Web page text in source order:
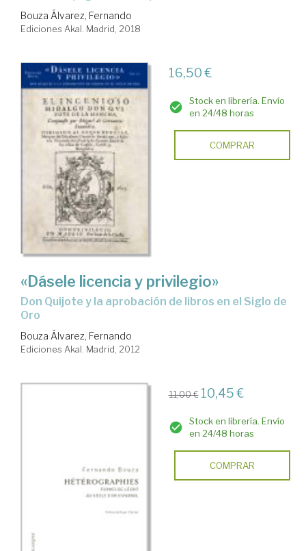
Bouza Álvarez, Fernando
Ediciones Akal. Madrid, 2018
16,50 €
Stock en librería. Envío
en 24/48 horas
COMPRAR
«Dásele licencia y privilegio»
Don Quijote y la aprobación de libros en el Siglo de
Oro
Bouza Álvarez, Fernando
Ediciones Akal. Madrid, 2012
11,00 € 10,45 €
Stock en librería. Envío
en 24/48 horas
COMPRAR